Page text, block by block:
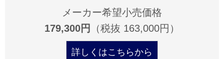
メーカー希望小売価格
179,300円
（税抜 163,000円）
詳しくはこちらから